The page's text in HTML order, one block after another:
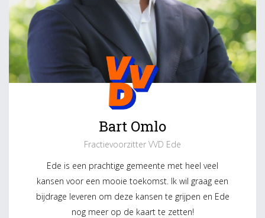
Bart Omlo
Fractievoorzitter VVD Ede
Ede is een prachtige gemeente met heel veel
kansen voor een mooie toekomst. Ik wil graag een
bijdrage leveren om deze kansen te grijpen en Ede
nog meer op de kaart te zetten!